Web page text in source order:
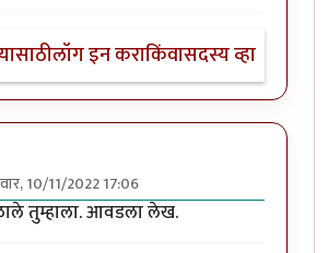
लॉग इन कराकिंवासदस्य व्हा
10/11/2022 17:06
तुम्हाला. आवडला लेख.